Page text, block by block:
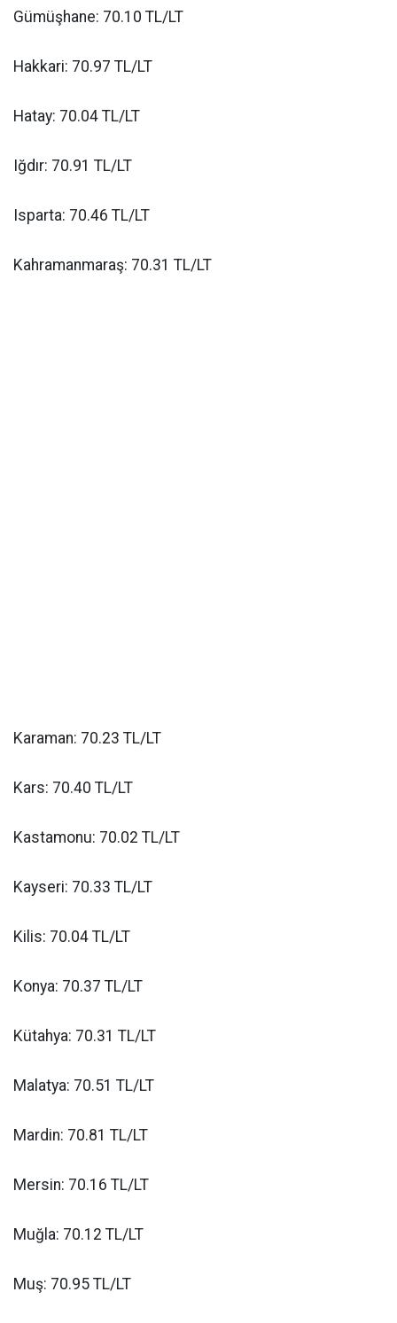
Gümüşhane: 70.10 TL/LT
Hakkari: 70.97 TL/LT
Hatay: 70.04 TL/LT
Iğdır: 70.91 TL/LT
Isparta: 70.46 TL/LT
Kahramanmaraş: 70.31 TL/LT
Karaman: 70.23 TL/LT
Kars: 70.40 TL/LT
Kastamonu: 70.02 TL/LT
Kayseri: 70.33 TL/LT
Kilis: 70.04 TL/LT
Konya: 70.37 TL/LT
Kütahya: 70.31 TL/LT
Malatya: 70.51 TL/LT
Mardin: 70.81 TL/LT
Mersin: 70.16 TL/LT
Muğla: 70.12 TL/LT
Muş: 70.95 TL/LT